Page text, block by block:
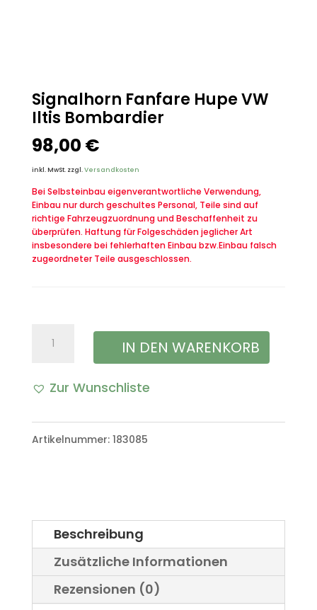
Signalhorn Fanfare Hupe VW
Iltis Bombardier
98,00 €
inkl. MwSt. zzgl.Versandkosten
Bei Selbsteinbau eigenverantwortliche Verwendung,
Einbau nur durch geschultes Personal, Teile sind auf
richtige Fahrzeugzuordnung und Beschaffenheit zu
überprüfen. Haftung für Folgeschäden jeglicher Art
insbesondere bei fehlerhaften Einbau bzw.Einbau falsch
zugeordneter Teile ausgeschlossen.
Signalhorn
Hupe
Iltis
IN DEN WARENKORB
Zur Wunschliste
Artikelnummer: 183085
Beschreibung
Zusätzliche Informationen
Rezensionen (0)